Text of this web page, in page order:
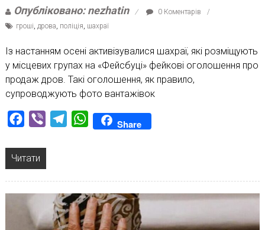
Опубліковано: nezhatin
0 Коментарів
гроші дрова поліція шахраї
Із настанням осені активізувалися шахраї, які розміщують
у місцевих групах на «Фейсбуці» фейкові оголошення про
продаж дров. Такі оголошення, як правило,
супроводжують фото вантажівок
Facebook
Viber TelegramWhatsAppShare
Читати